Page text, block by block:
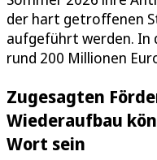
der hart getroffenen
aufgeführt werden. In
rund 200 Millionen
Zugesagten
Wiederaufbau
Wort sein